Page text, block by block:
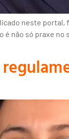
neste portal,
não só praxe no